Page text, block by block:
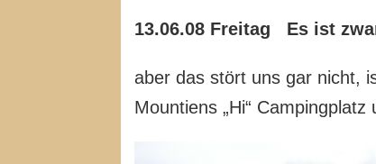
13.06.08 Freitag Es ist
aber das stört uns gar nicht,
Mountiens „Hi“